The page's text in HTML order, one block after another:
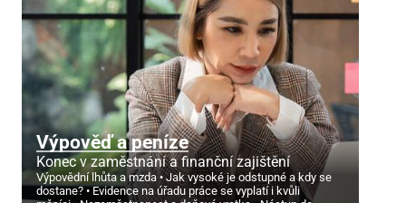
Výpověď a peníze
Konec v zaměstnání a finanční zajištění
Výpovědní lhůta a mzda
Jak vysoké je odstupné a kdy se
dostane?
Evidence na úřadu práce se vyplatí i kvůli